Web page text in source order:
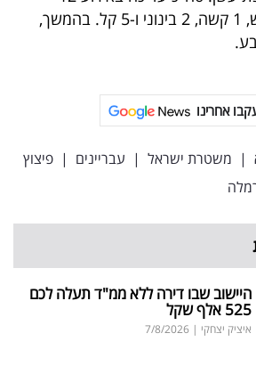
פצועים, מהם: 4 אנוש, 1 קשה, 2 בינוני ו-5 קל. בהמשך,
אחרינו
| משטרת ישראל | עבריינים | פיצוץ
היישוב שבו דירה ללא ממ"ד תעלה לכם
525 אלף שקל
איציק יצחקי |
7/8/2026